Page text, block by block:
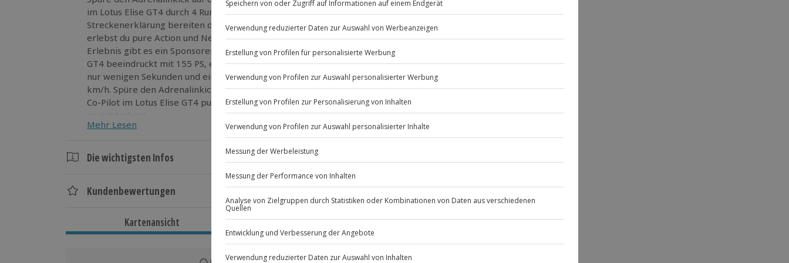
im Lotus Elise GT4 durch 4 Runden heizt. Die Einweisung und
Streckenerklärung bereiten dich perfekt vor. Mit Schutzhelm ausgestattet,
erlebst du pure Action und Nervenkitzel in diesem Sportwagen. Nach dem
Erlebnis gibt es ein Sponsoren-Baseball-Cap als Souvenir. Der Lotus Elise
GT4 beeindruckt mit 155 PS, einer Beschleunigung von 0 auf 100 km/h in
nur wenigen Sekunden und einer Höchstgeschwindigkeit von über 200
km/h. Spüre den Adrenalinkick auf dem Hockenheimring und erlebe als
Co-Pilot im Lotus Elise GT4 pure Action. Trau dich, Sportwagen fahren neu
zu entdecken!
Mehr Lesen
Die wichtigsten Infos
Gesamtdauer: ca. 20 Minuten
Ganzjährig zu bestimmten Terminen verfügbar.
Kundenbewertungen
Kartenansicht Listenansicht
© OpenStreetMaps